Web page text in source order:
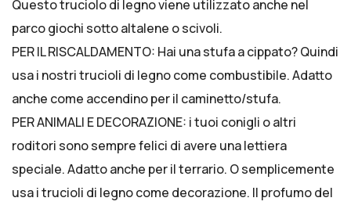
Questo truciolo di legno viene utilizzato anche nel
parco giochi sotto altalene o scivoli.
PER IL RISCALDAMENTO: Hai una stufa a cippato? Quindi
usa i nostri trucioli di legno come combustibile. Adatto
anche come accendino per il caminetto/stufa.
PER ANIMALI E DECORAZIONE: i tuoi conigli o altri
roditori sono sempre felici di avere una lettiera
speciale. Adatto anche per il terrario. O semplicemente
usa i trucioli di legno come decorazione. Il profumo del